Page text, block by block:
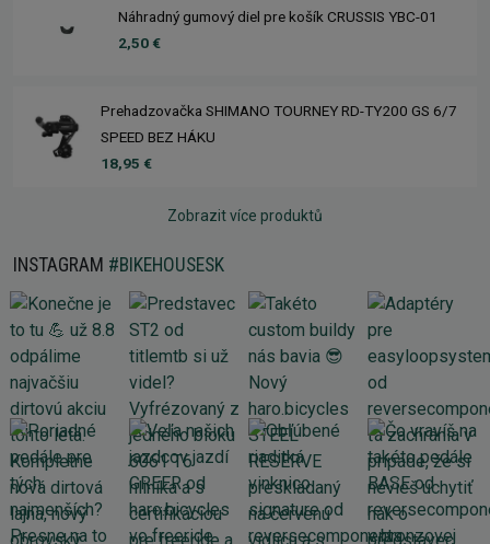
Náhradný gumový diel pre košík CRUSSIS YBC-01
2,50 €
Prehadzovačka SHIMANO TOURNEY RD-TY200 GS 6/7
SPEED BEZ HÁKU
18,95 €
Zobrazit více produktů
INSTAGRAM #BIKEHOUSESK